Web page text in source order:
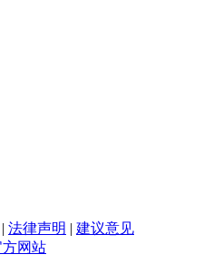
法律声明 建议意见